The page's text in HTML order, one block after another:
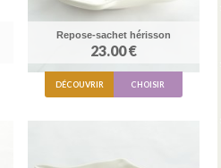
Repose-sachet hérisson
23.00 €
DÉCOUVRIR CHOISIR